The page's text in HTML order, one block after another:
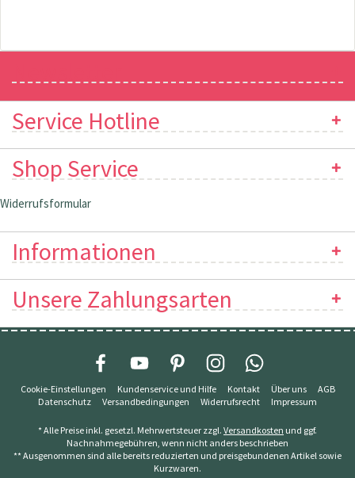
Service Hotline
Shop Service
Widerrufsformular
Informationen
Unsere Zahlungsarten
Cookie-Einstellungen Kundenservice und Hilfe Kontakt Über uns
AGB
Datenschutz
Versandbedingungen Widerrufsrecht Impressum
* Alle Preise inkl. gesetzl. Mehrwertsteuer zzgl. Versandkosten und ggf.
Nachnahmegebühren, wenn nicht anders beschrieben
** Ausgenommen sind alle bereits reduzierten und preisgebundenen Artikel sowie
Kurzwaren.